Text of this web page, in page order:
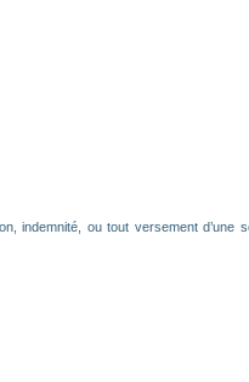
indemnité, ou tout versement d’une